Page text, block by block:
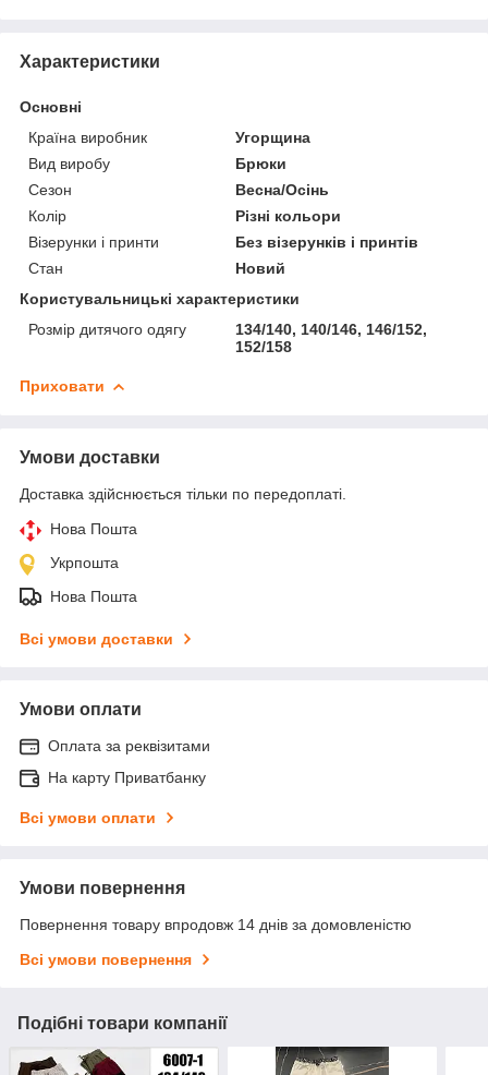
Характеристики
Основні
Країна виробник
Угорщина
Вид виробу
Брюки
Сезон
Весна/Осінь
Колір
Різні кольори
Візерунки і принти
Без візерунків і принтів
Стан
Новий
Користувальницькі характеристики
Розмір дитячого одягу
134/140, 140/146, 146/152,
152/158
Приховати
Умови доставки
Доставка здійснюється тільки по передоплаті.
Нова Пошта
Укрпошта
Нова Пошта
Всі умови доставки
Умови оплати
Оплата за реквізитами
На карту Приватбанку
Всі умови оплати
Умови повернення
Повернення товару впродовж 14 днів за домовленістю
Всі умови повернення
Подібні товари компанії